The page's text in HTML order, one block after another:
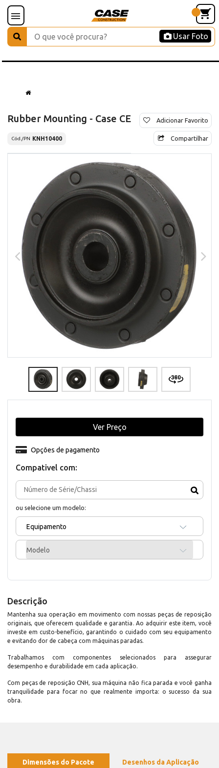
Usar Foto
Rubber Mounting - Case CE
Cód./PN KNH10400
Adicionar Favorito
Compartilhar
Compativel com:
ou selecione um modelo:
Equipamento
Modelo
Opções de pagamento
Ver Preço
Descrição
Mantenha sua operação em movimento com nossas peças de reposição
originais, que oferecem qualidade e garantia. Ao adquirir este item, você
investe em custo-benefício, garantindo o cuidado com seu equipamento
e evitando dor de cabeça com máquinas paradas.
Trabalhamos com componentes selecionados para assegurar
desempenho e durabilidade em cada aplicação.
Com peças de reposição CNH, sua máquina não fica parada e você ganha
tranquilidade para focar no que realmente importa: o sucesso da sua
obra.
Dimensões do Pacote Desenhos da Aplicação